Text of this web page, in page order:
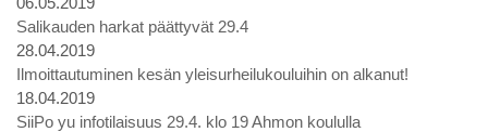
Salikauden harkat päättyvät 29.4
28.04.2019
Ilmoittautuminen kesän yleisurheilukouluihin on alkanut!
18.04.2019
SiiPo yu infotilaisuus 29.4. klo 19 Ahmon koululla